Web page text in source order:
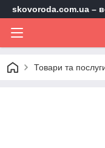
skovoroda.com.ua –
Товари та